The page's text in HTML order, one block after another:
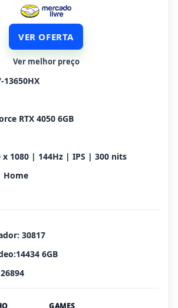
VER OFERTA
Ver melhor preço
RTX 4050 6GB
x 1080 | 144Hz | IPS | 300 nits
Home
30817
6GB